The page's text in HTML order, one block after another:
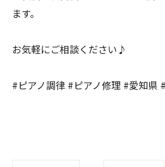
ます。
お気軽にご相談ください♪
#ピアノ調律 #ピアノ修理 #愛知県